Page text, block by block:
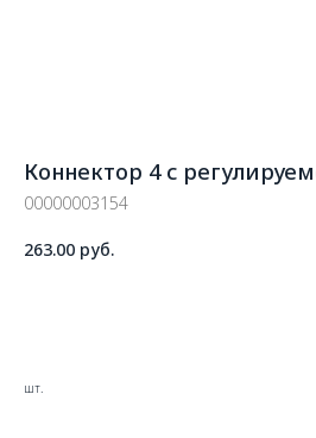
Коннектор 4 с
00000003154
263.00 руб.
шт.